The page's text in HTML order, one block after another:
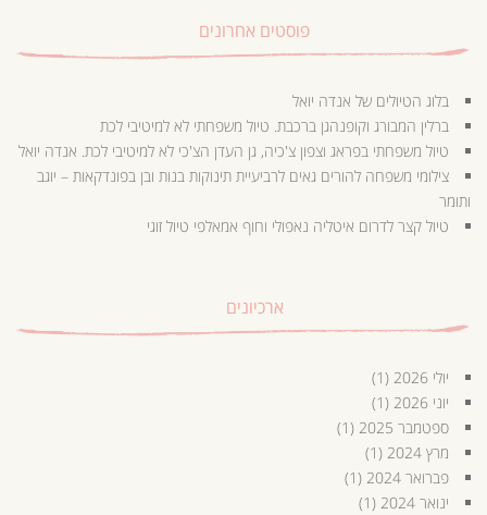
פוסטים אחרונים
בלוג הטיולים של אנדה יואל
ברלין המבורג וקופנהגן ברכבת. טיול משפחתי לא למיטיבי לכת
טיול משפחתי בפראג וצפון צ'כיה, גן העדן הצ'כי לא למיטיבי לכת. אנדה יואל
צילומי משפחה להורים גאים לרביעיית תינוקות בנות ובן בפונדקאות – יוגב
ותומר
טיול קצר לדרום איטליה נאפולי וחוף אמאלפי טיול זוגי
ארכיונים
יולי 2026
(1)
יוני 2026
(1)
ספטמבר 2025
(1)
מרץ 2024
(1)
פברואר 2024
(1)
ינואר 2024
(1)